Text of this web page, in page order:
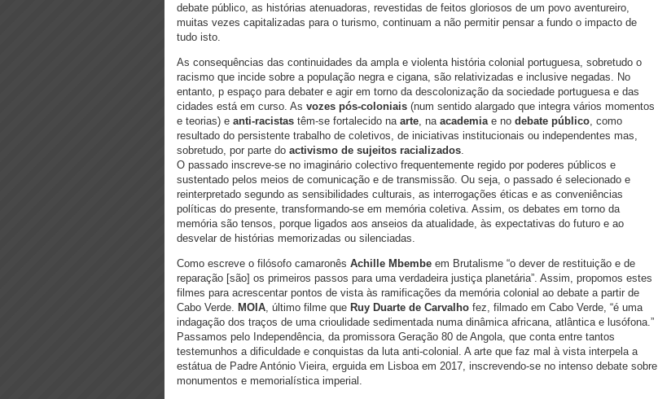
debate público, as histórias atenuadoras, revestidas de feitos gloriosos de um povo aventureiro,
muitas vezes capitalizadas para o turismo, continuam a não permitir pensar a fundo o impacto de
tudo isto.
As consequências das continuidades da ampla e violenta história colonial portuguesa, sobretudo o
racismo que incide sobre a população negra e cigana, são relativizadas e inclusive negadas. No
entanto, p espaço para debater e agir em torno da descolonização da sociedade portuguesa e das
cidades está em curso. As vozes pós-coloniais (num sentido alargado que integra vários momentos
e teorias) e anti-racistas têm-se fortalecido na arte, na academiae no debate público, como
resultado do persistente trabalho de coletivos, de iniciativas institucionais ou independentes mas,
sobretudo, por parte do activismo de sujeitos racializados.
O passado inscreve-se no imaginário colectivo frequentemente regido por poderes públicos e
sustentado pelos meios de comunicação e de transmissão. Ou seja, o passado é selecionado e
reinterpretado segundo as sensibilidades culturais, as interrogações éticas e as conveniências
políticas do presente, transformando-se em memória coletiva. Assim, os debates em torno da
memória são tensos, porque ligados aos anseios da atualidade, às expectativas do futuro e ao
desvelar de histórias memorizadas ou silenciadas.
Como escreve o filósofo camaronês Achille Mbembe em Brutalisme “o dever de restituição e de
reparação [são] os primeiros passos para uma verdadeira justiça planetária”. Assim, propomos estes
filmes para acrescentar pontos de vista às ramificações da memória colonial ao debate a partir de
Cabo Verde. MOIA, último filme que Ruy Duarte de Carvalho fez, filmado em Cabo Verde, “é uma
indagação dos traços de uma crioulidade sedimentada numa dinâmica africana, atlântica e lusófona.”
Passamos pelo Independência, da promissora Geração 80 de Angola, que conta entre tantos
testemunhos a dificuldade e conquistas da luta anti-colonial. A arte que faz mal à vista interpela a
estátua de Padre António Vieira, erguida em Lisboa em 2017, inscrevendo-se no intenso debate sobre
monumentos e memorialística imperial.